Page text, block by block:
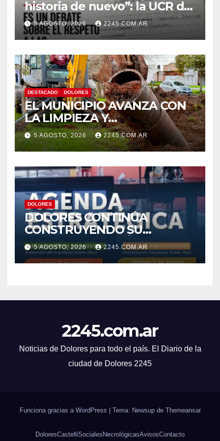
historia de nuevo”: la UCR de
Dolores rechazó el cambio de
nombre del Estadio Arturo
Umberto Illia
5 AGOSTO, 2026 2245.COM.AR
DESTACADO DOLORES
EL MUNICIPIO AVANZA CON
LA LIMPIEZA Y
MANTENIMIENTO DE
DESAGÜES
5 AGOSTO, 2026 2245.COM.AR
DOLORES
DOLORES CONTINÚA
CONSTRUYENDO SU
AGENDA ESTRATÉGICA CON
NUEVAS JORNADAS
PARTICIPATIVAS
5 AGOSTO, 2026 2245.COM.AR
2245.com.ar
Noticias de Dolores para todo el país. El Diario de la
ciudad de Dolores 2245
Funciona gracias a WordPress Tema: Newsup de Themeansar
DoloresCastelliSociales NecrológicasAvisosContacto